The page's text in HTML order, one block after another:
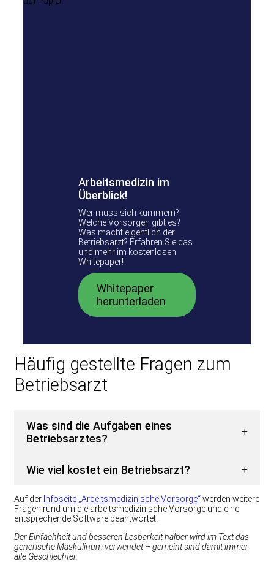
Arbeitsmedizin im
Überblick!
Wer muss sich kümmern?
Welche Vorsorgen gibt es?
Was macht eigentlich der
Betriebsarzt? Erfahren Sie das
und mehr im kostenlosen
Whitepaper!
Whitepaper
herunterladen
Häufig gestellte Fragen zum
Betriebsarzt
Was sind die Aufgaben eines
Betriebsarztes?
Wie viel kostet ein Betriebsarzt?
Auf der Infoseite „Arbeitsmedizinische Vorsorge“werden weitere
Fragen rund um die arbeitsmedizinische Vorsorge und eine
entsprechende Software beantwortet.
Der Einfachheit und besseren Lesbarkeit halber wird im Text das
generische Maskulinum verwendet – gemeint sind damit immer
alle Geschlechter.